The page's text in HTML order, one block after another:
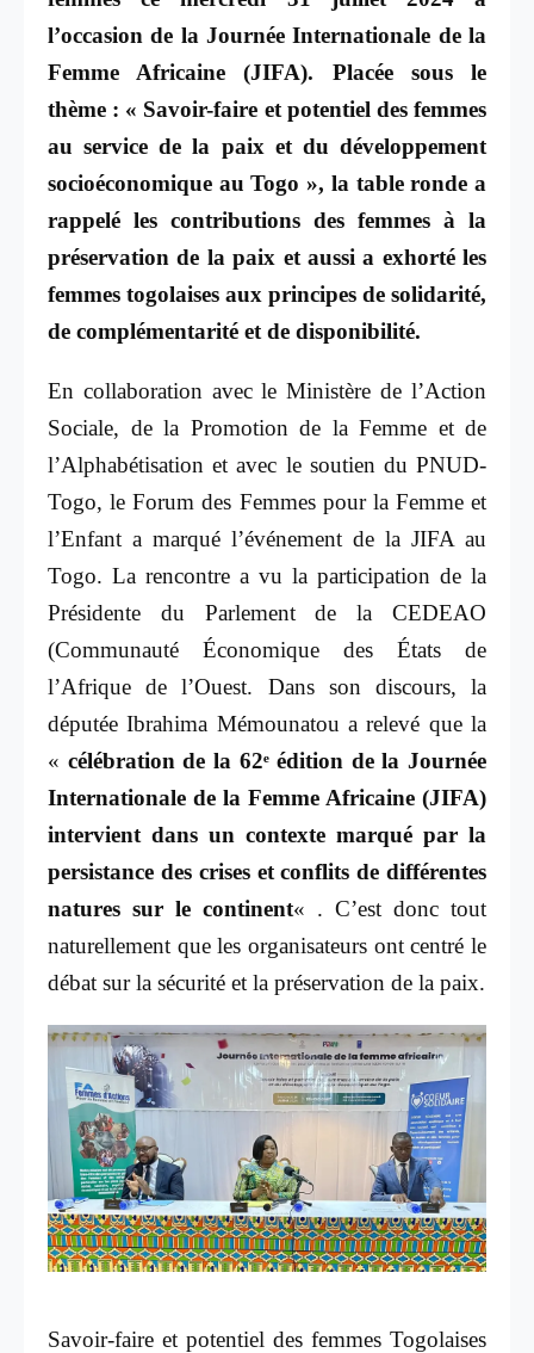
l’occasion de la Journée Internationale de la
Femme Africaine (JIFA). Placée sous le
thème : « Savoir-faire et potentiel des femmes
au service de la paix et du développement
socioéconomique au Togo », la table ronde a
rappelé les contributions des femmes à la
préservation de la paix et aussi a exhorté les
femmes togolaises aux principes de solidarité,
de complémentarité et de disponibilité.
En collaboration avec le Ministère de l’Action
Sociale, de la Promotion de la Femme et de
l’Alphabétisation et avec le soutien du PNUD-
Togo, le Forum des Femmes pour la Femme et
l’Enfant a marqué l’événement de la JIFA au
Togo. La rencontre a vu la participation de la
Présidente du Parlement de la CEDEAO
(Communauté Économique des États de
l’Afrique de l’Ouest. Dans son discours, la
députée Ibrahima Mémounatou a relevé que la
« célébration de la 62ᵉ édition de la Journée
Internationale de la Femme Africaine (JIFA)
intervient dans un contexte marqué par la
persistance des crises et conflits de différentes
natures sur le continent« . C’est donc tout
naturellement que les organisateurs ont centré le
débat sur la sécurité et la préservation de la paix.
Savoir-faire et potentiel des femmes Togolaises